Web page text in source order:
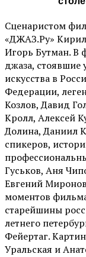
Сценаристом
«ДЖАЗ.Ру»
Игорь Бутман. В
джаза, стоявшие
искусства в
Федерации,
Козлов, Давид
Кролл, Алексей
Долина, Даниил
спикеров,
Гуськов, Аня
Евгений
моментов
старейшины
летнего
Фейертаг.
Уральская и